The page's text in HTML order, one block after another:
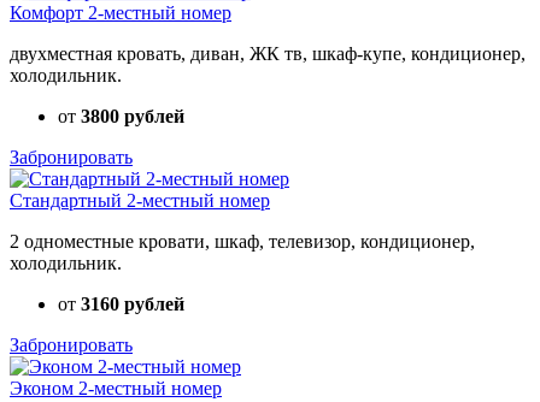
Комфорт 2-местный номер
двухместная кровать, диван, ЖК тв, шкаф-купе, кондиционер,
холодильник.
от 3800 рублей
Забронировать
Стандартный 2-местный номер
2 одноместные кровати, шкаф, телевизор, кондиционер,
холодильник.
от 3160 рублей
Забронировать
Эконом 2-местный номер